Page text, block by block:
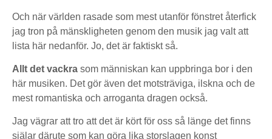
Och när världen rasade som mest utanför fönstret återfick
jag tron på mänskligheten genom den musik jag valt att
lista här nedanför. Jo, det är faktiskt så.
Allt det vackra som människan kan uppbringa bor i den
här musiken. Det gör även det motsträviga, ilskna och de
mest romantiska och arroganta dragen också.
Jag vägrar att tro att det är kört för oss så länge det finns
själar därute som kan göra lika storslagen konst